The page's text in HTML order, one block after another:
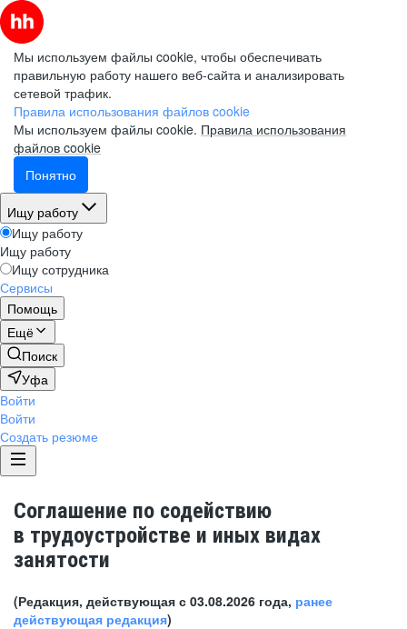
Мы используем файлы cookie, чтобы обеспечивать
правильную работу нашего веб-сайта и анализировать
сетевой трафик.
Правила использования файлов cookie
Мы используем файлы cookie. Правила использования
файлов cookie
Понятно
Ищу работу
Ищу работу
Ищу работу
Ищу сотрудника
Сервисы
Помощь
Ещё
Поиск
Уфа
Войти
Войти
Создать резюме
Соглашение по содействию
в трудоустройстве и иных видах
занятости
(Редакция, действующая с 03.08.2026 года, ранее
действующая редакция)